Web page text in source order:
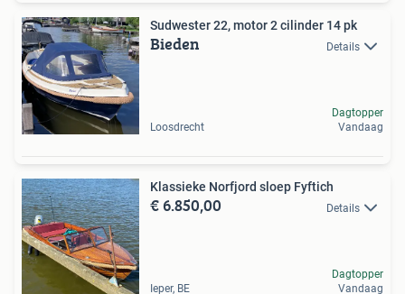
Sudwester 22, motor 2 cilinder 14 pk
Bieden Details
Loosdrecht
Dagtopper
Vandaag
Klassieke Norfjord sloep Fyftich
€ 6.850,00 Details
Ieper, BE
Dagtopper
Vandaag